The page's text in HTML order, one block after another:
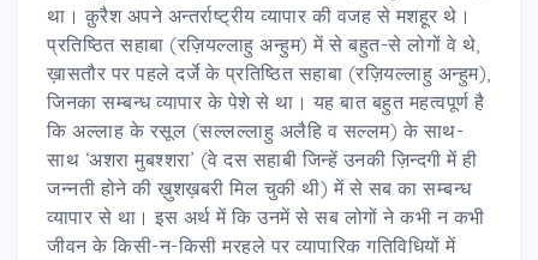
था। क़ुरैश अपने अन्तर्राष्ट्रीय व्यापार की वजह से मशहूर थे।
प्रतिष्ठित सहाबा (रज़ियल्लाहु अन्हुम) में से बहुत-से लोगों वे थे,
ख़ासतौर पर पहले दर्जे के प्रतिष्ठित सहाबा (रज़ियल्लाहु अन्हुम),
जिनका सम्बन्ध व्यापार के पेशे से था। यह बात बहुत महत्वपूर्ण है
कि अल्लाह के रसूल (सल्लल्लाहु अलैहि व सल्लम) के साथ-
साथ ‘अशरा मुबश्शरा’ (वे दस सहाबी जिन्हें उनकी ज़िन्दगी में ही
जन्नती होने की ख़ुशख़बरी मिल चुकी थी) में से सब का सम्बन्ध
व्यापार से था। इस अर्थ में कि उनमें से सब लोगों ने कभी न कभी
जीवन के किसी-न-किसी मरहले पर व्यापारिक गतिविधियों में